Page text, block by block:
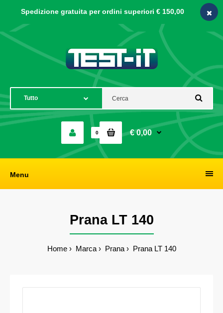
Spedizione gratuita per ordini superiori € 150,00
0 € 0,00
Menu
Prana LT 140
Home Marca Prana Prana LT 140